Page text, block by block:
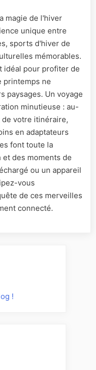
magie de l'hiver
unique entre
sports d'hiver de
mémorables.
idéal pour profiter de
printemps ne
paysages. Un voyage
minutieuse : au-
votre itinéraire,
en adaptateurs
font toute la
des moments de
ou un appareil
vous
de ces merveilles
connecté.
!